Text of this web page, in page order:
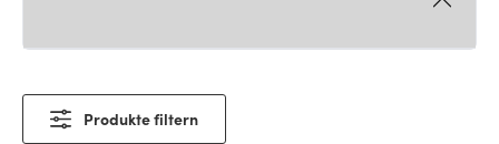
Produkte filtern